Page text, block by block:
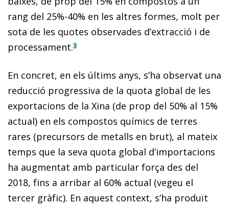
rang del 25%-40% en les altres formes, molt per
sota de les quotes observades d’extracció i de
processament.3
En concret, en els últims anys, s’ha observat una
reducció progressiva de la quota global de les
exportacions de la Xina (de prop del 50% al 15%
actual) en els compostos químics de terres
rares (precursors de metalls en brut), al mateix
temps que la seva quota global d’importacions
ha augmentat amb particular força des del
2018, fins a arribar al 60% actual (vegeu el
tercer gràfic). En aquest context, s’ha produït